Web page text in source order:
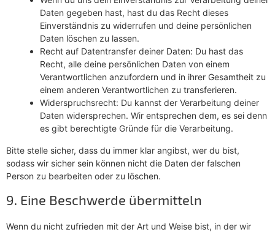
Daten gegeben hast, hast du das Recht dieses
Einverständnis zu widerrufen und deine persönlichen
Daten löschen zu lassen.
Recht auf Datentransfer deiner Daten: Du hast das
Recht, alle deine persönlichen Daten von einem
Verantwortlichen anzufordern und in ihrer Gesamtheit zu
einem anderen Verantwortlichen zu transferieren.
Widerspruchsrecht: Du kannst der Verarbeitung deiner
Daten widersprechen. Wir entsprechen dem, es sei denn
es gibt berechtigte Gründe für die Verarbeitung.
Bitte stelle sicher, dass du immer klar angibst, wer du bist,
sodass wir sicher sein können nicht die Daten der falschen
Person zu bearbeiten oder zu löschen.
9. Eine Beschwerde übermitteln
Wenn du nicht zufrieden mit der Art und Weise bist, in der wir